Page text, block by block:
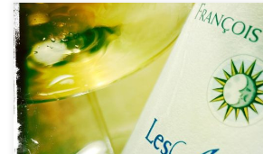
Das ist mal wieder ein großer Wein, der alles
einen Chenin Blanc wünscht: Frisch-
übergeht in reife Quitten- und
deutlich Lorbeer und Sternanis. Oder war
Wacholder? Am Gaumen eine sehr